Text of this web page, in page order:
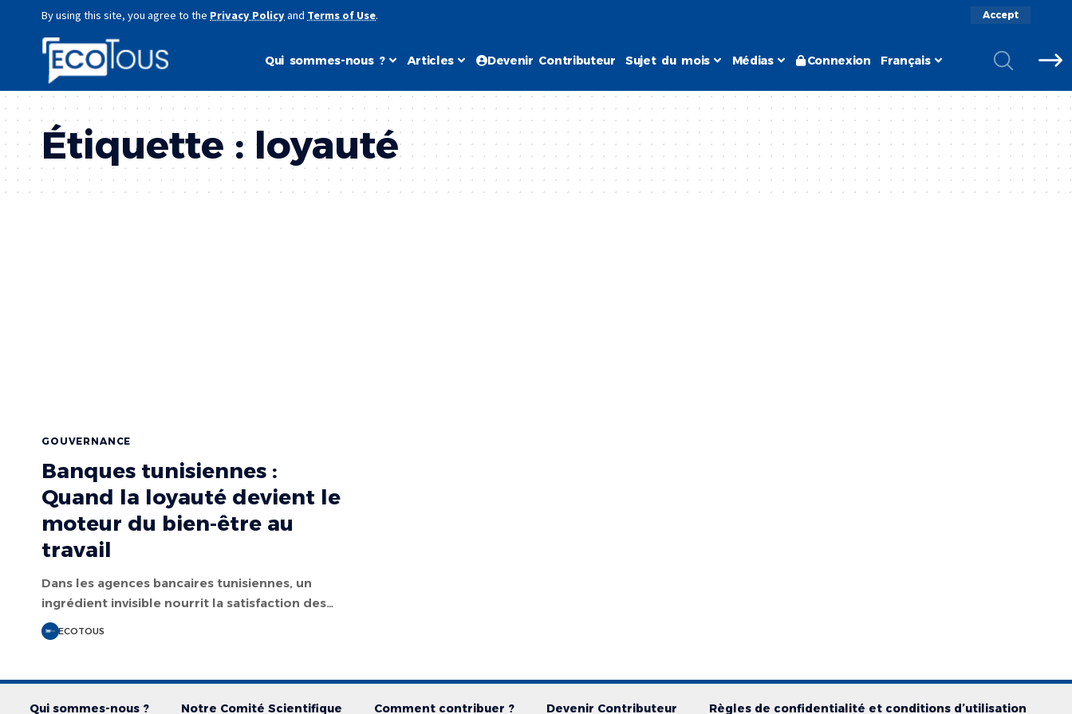
By using this site, you agree to the Privacy Policyand Terms of Use. Accept
Qui sommes-nous ? Articles Devenir Contributeur Sujet du mois Médias Connexion Français
Étiquette : loyauté
GOUVERNANCE
Banques tunisiennes :
Quand la loyauté devient le
moteur du bien-être au
travail
Dans les agences bancaires tunisiennes, un
ingrédient invisible nourrit la satisfaction des…
ECOTOUS
Qui sommes-nous ? Notre Comité Scientifique Comment contribuer ? Devenir Contributeur Règles de confidentialité et conditions d’utilisation